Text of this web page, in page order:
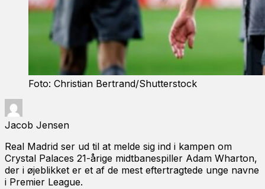
Foto: Christian Bertrand/Shutterstock
Jacob Jensen
Real Madrid ser ud til at melde sig ind i kampen om
Crystal Palaces 21-årige midtbanespiller Adam Wharton,
der i øjeblikket er et af de mest eftertragtede unge navne
i Premier League.